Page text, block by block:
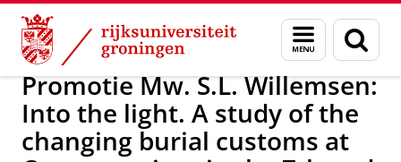
Skip
Content
Skip
Navigation
Menu
en
zoeken
Over ons Actueel Nieuws
Promotie Mw. S.L. Willemsen:
Into the light. A study of the
changing burial customs at